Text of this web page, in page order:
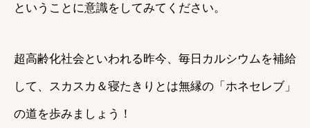
ということに意識をしてみてください。
超高齢化社会といわれる昨今、毎日カルシウムを補給
して、スカスカ＆寝たきりとは無縁の「ホネセレブ」
の道を歩みましょう！